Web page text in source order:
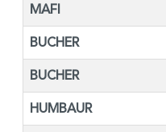
MAFI
BUCHER
BUCHER
HUMBAUR